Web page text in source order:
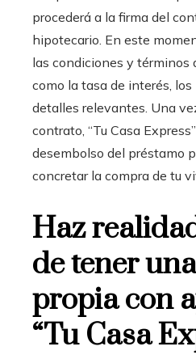
procederá a la firma del
hipotecario. En este
las condiciones y términos
como la tasa de interés,
detalles relevantes. Una
contrato, “Tu Casa
desembolso del préstamo
concretar la compra de tu
Haz
de tener
propia con
“Tu Casa